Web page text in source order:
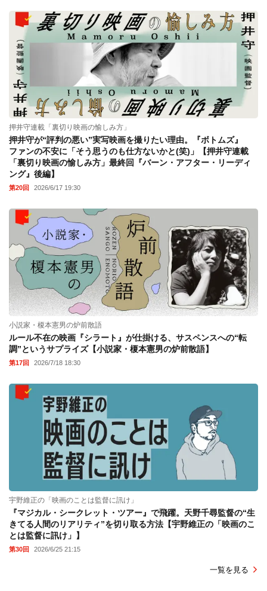
押井守連載「裏切り映画の愉しみ方」
押井守が“評判の悪い”実写映画を撮りたい理由。『ボトムズ』
ファンの不安に「そう思うのも仕方ないかと(笑)」【押井守連載
「裏切り映画の愉しみ方」最終回『バーン・アフター・リーディ
ング』後編】
第20回 2026/6/17 19:30
小説家・榎本憲男の炉前散語
ルール不在の映画『シラート』が仕掛ける、サスペンスへの“転
調”というサプライズ【小説家・榎本憲男の炉前散語】
第17回 2026/7/18 18:30
宇野維正の「映画のことは監督に訊け」
『マジカル・シークレット・ツアー』で飛躍。天野千尋監督の“生
きてる人間のリアリティ”を切り取る方法【宇野維正の「映画のこ
とは監督に訊け」】
第30回 2026/6/25 21:15
一覧を見る